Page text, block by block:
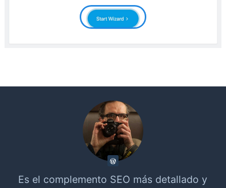
Es el complemento SEO más detallado y